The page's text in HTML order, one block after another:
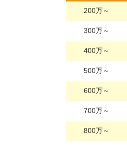
200万～
300万～
400万～
500万～
600万～
700万～
800万～